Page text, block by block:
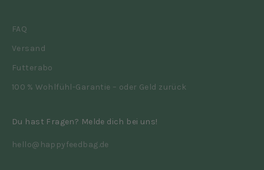
FAQ
Versand
Futterabo
100 % Wohlfühl-Garantie – oder Geld zurück
Du hast Fragen? Melde dich bei uns!
hello@happyfeedbag.de